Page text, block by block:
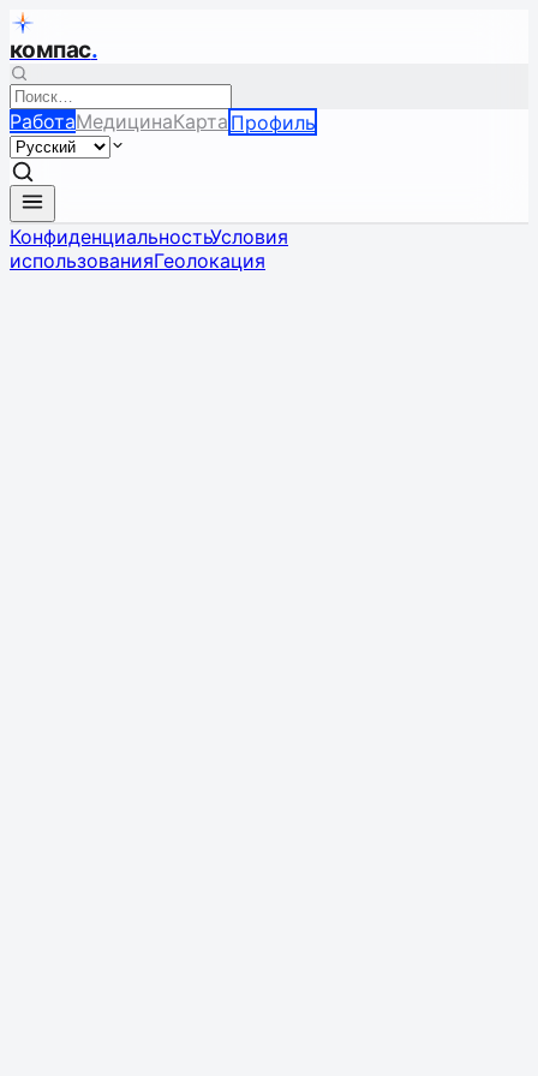
компас.
РаботаМедицинаКарта Профиль
КонфиденциальностьУсловия
использованияГеолокация